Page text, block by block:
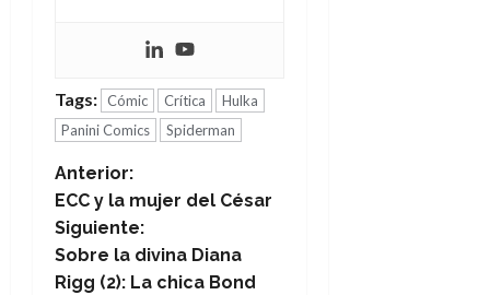
Tags: Cómic Crítica
Hulka
Panini Comics
Spiderman
N
a
v
Anterior:
ECC y la mujer del César
Siguiente:
Sobre la divina Diana
Rigg (2): La chica Bond